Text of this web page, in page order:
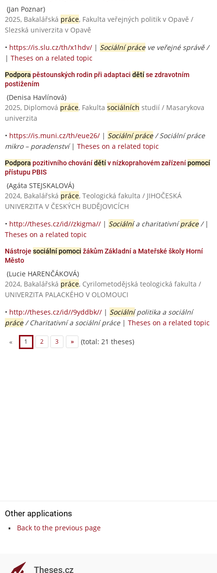
(Jan Poznar)
2025, Bakalářská práce, Fakulta veřejných politik v Opavě /
Slezská univerzita v Opavě
• https://is.slu.cz/th/x1hdv/ | Sociální práceve veřejné správě /
| Theses on a related topic
Podpora pěstounských rodin při adaptaci dětíse zdravotním
postižením
(Denisa Havlínová)
2025, Diplomová práce, Fakulta sociálních studií / Masarykova
univerzita
• https://is.muni.cz/th/eue26/ | Sociální práce/ Sociální práce
mikro – poradenství| Theses on a related topic
Podpora pozitivního chovánídětív nízkoprahovém zařízenípomocí
přístupu PBIS
(Agáta STEJSKALOVÁ)
2024, Bakalářská práce, Teologická fakulta / JIHOČESKÁ
UNIVERZITA V ČESKÝCH BUDĚJOVICÍCH
• http://theses.cz/id//zkigma// | Sociálnía charitativnípráce/ |
Theses on a related topic
Nástroje sociální pomoci žákům Základní a Mateřské školy Horní
Město
(Lucie HARENČÁKOVÁ)
2024, Bakalářská práce, Cyrilometodějská teologická fakulta /
UNIVERZITA PALACKÉHO V OLOMOUCI
• http://theses.cz/id//9yddbk// | Sociálnípolitika a sociální
práce/ Charitativní a sociální práce| Theses on a related topic
« 1 2 3 » (total: 21 theses)
Other applications
Back to the previous page
Theses.cz